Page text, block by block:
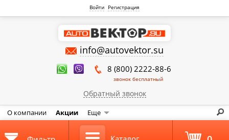
Войти Регистрация
info@autovektor.su
8 (800) 2222-88-6
звонок бесплатный
Обратный звонок
О компании Акции Еще